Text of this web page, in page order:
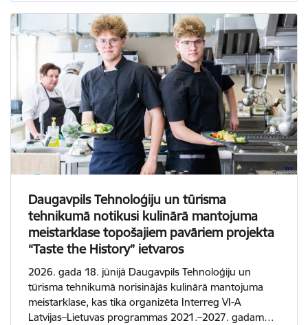
Daugavpils Tehnoloģiju un tūrisma
tehnikumā notikusi kulinārā mantojuma
meistarklase topošajiem pavāriem projekta
“Taste the History” ietvaros
2026. gada 18. jūnijā Daugavpils Tehnoloģiju un
tūrisma tehnikumā norisinājās kulinārā mantojuma
meistarklase, kas tika organizēta Interreg VI-A
Latvijas–Lietuvas programmas 2021.–2027. gadam…